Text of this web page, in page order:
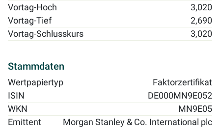
Vortag-Hoch
3,020
Vortag-Tief
2,690
Vortag-Schlusskurs
3,020
Stammdaten
Wertpapiertyp
Faktorzertifikat
ISIN
DE000MN9E052
WKN
MN9E05
Emittent
Morgan Stanley & Co. International plc